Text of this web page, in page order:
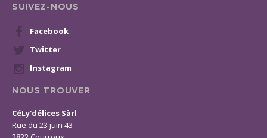
SUIVEZ-NOUS
Facebook
Twitter
Instagram
NOUS TROUVER
CéLy'délices Sàrl
Rue du 23 juin 43